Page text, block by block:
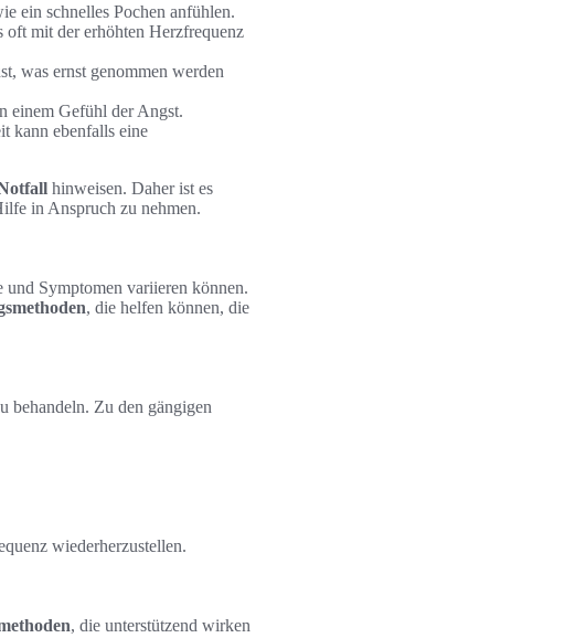
ein schnelles Pochen anfühlen.
mit der erhöhten Herzfrequenz
was ernst genommen werden
einem Gefühl der Angst.
kann ebenfalls eine
hinweisen. Daher ist es
in Anspruch zu nehmen.
und Symptomen variieren können.
, die helfen können, die
behandeln. Zu den gängigen
wiederherzustellen.
, die unterstützend wirken